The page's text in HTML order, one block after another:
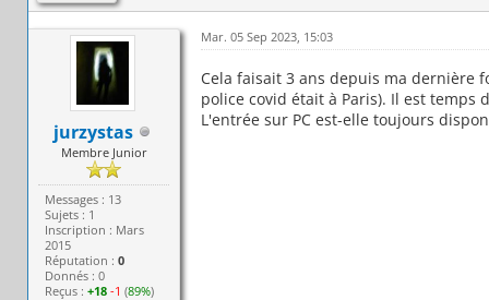
jurzystas
Membre Junior
Messages : 13
Sujets : 1
Inscription : Mars
2015
Réputation :0
Donnés : 0
Reçus :+18 -1 (89%)
Mar. 05 Sep 2023, 15:03
Cela faisait 3 ans depuis ma dernière
police covid était à Paris). Il est temps
L'entrée sur PC est-elle toujours